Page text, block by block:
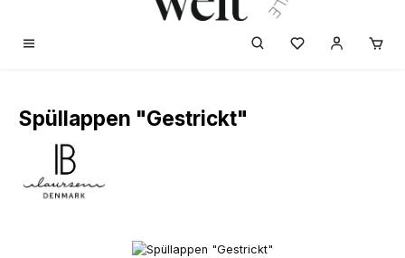
Du hast 0
Spüllappen "Gestrickt"
Bildergalerie überspringen